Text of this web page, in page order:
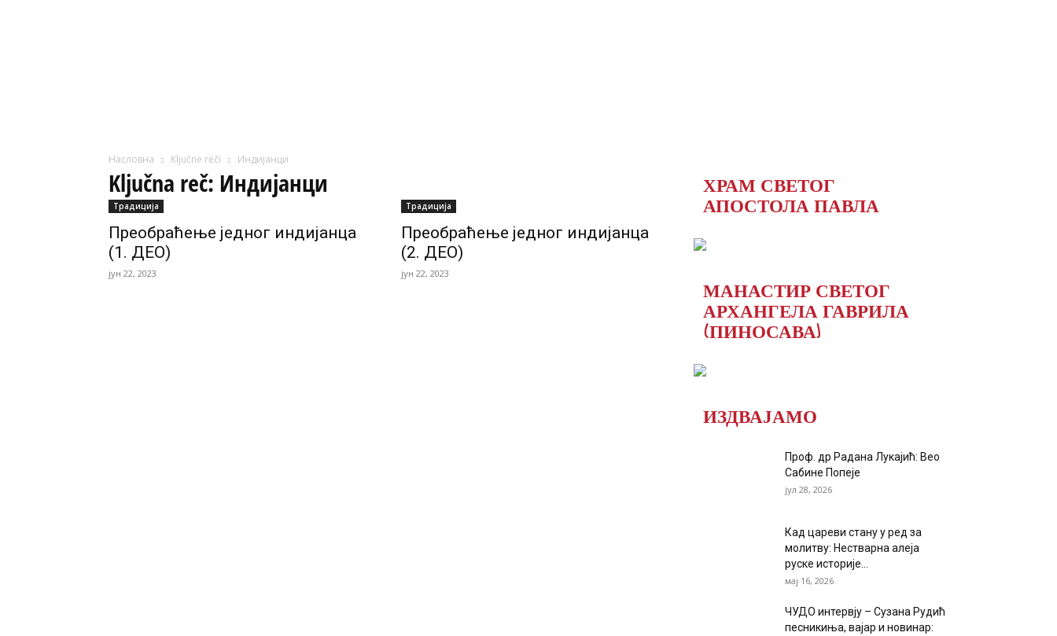
Насловна Ključne reči Индијанци
Ključna reč: Индијанци
Традиција
Преобраћење једног индијанца
(1. ДЕО)
јун 22, 2023
Традиција
Преобраћење једног индијанца
(2. ДЕО)
јун 22, 2023
ХРАМ СВЕТОГ
АПОСТОЛА ПАВЛА
МАНАСТИР СВЕТОГ
АРХАНГЕЛА ГАВРИЛА
(ПИНОСАВА)
ИЗДВАЈАМО
Проф. др Радана Лукајић: Вео
Сабине Попеје
јул 28, 2026
Кад цареви стану у ред за
молитву: Нестварна алеја
руске историје...
мај 16, 2026
ЧУДО интервју – Сузана Рудић
песникиња, вајар и новинар: